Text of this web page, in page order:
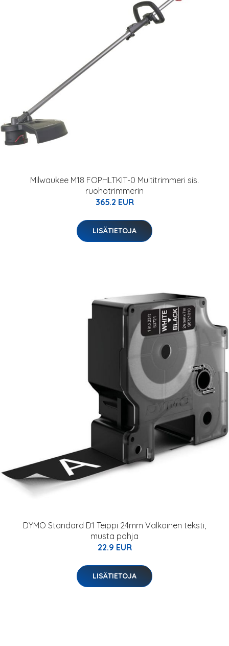
Milwaukee M18 FOPHLTKIT-0 Multitrimmeri sis.
ruohotrimmerin
365.2 EUR
LISÄTIETOJA
DYMO Standard D1 Teippi 24mm Valkoinen teksti,
musta pohja
22.9 EUR
LISÄTIETOJA